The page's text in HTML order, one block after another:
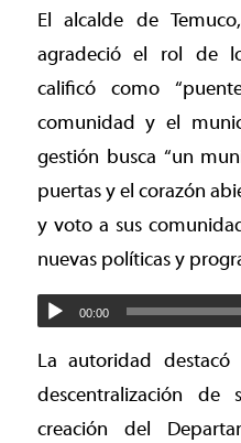
El alcalde de
agradeció el rol de
calificó como
comunidad y el
gestión busca “un
puertas y el corazón
y voto a sus
nuevas políticas y
00:00
La autoridad destacó
descentralización de
creación del